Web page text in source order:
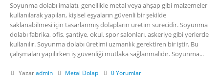
Soyunma dolabı imalatı, genellikle metal veya ahşap gibi malzemeler
kullanılarak yapılan, kişisel eşyaların güvenli bir şekilde
saklanabilmesi için tasarlanmış dolapların üretim sürecidir. Soyunma
dolabı fabrika, ofis, şantiye, okul, spor salonları, askeriye gibi yerlerde
kullanılır. Soyunma dolabı üretimi uzmanlık gerektiren bir iştir. Bu
çalışmaları yapılırken iş güvenliği mutlaka sağlanmalıdır. Soyunma...
Yazaradmin Metal Dolap 0 Yorumlar